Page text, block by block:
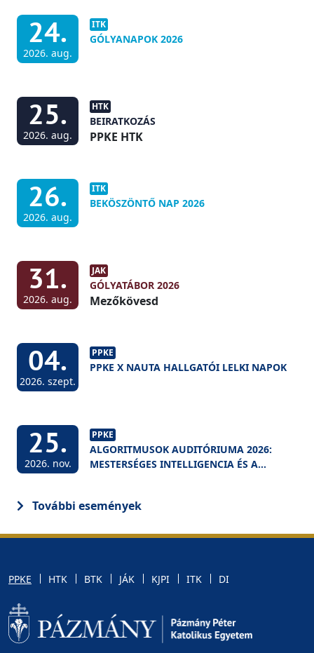
24.
2026. aug.
ITK
GÓLYANAPOK 2026
25.
2026. aug.
HTK
BEIRATKOZÁS
PPKE HTK
26.
2026. aug.
ITK
BEKÖSZÖNTŐ NAP 2026
31.
2026. aug.
JAK
GÓLYATÁBOR 2026
Mezőkövesd
04.
2026. szept.
PPKE
PPKE X NAUTA HALLGATÓI LELKI NAPOK
25.
2026. nov.
PPKE
ALGORITMUSOK AUDITÓRIUMA 2026:
MESTERSÉGES INTELLIGENCIA ÉS A
További események
PPKE HTK BTK JÁK KJPI ITK DI